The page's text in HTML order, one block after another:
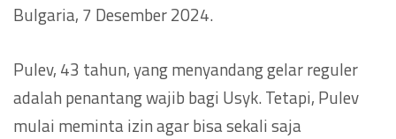
Bulgaria, 7 Desember 2024.
Pulev, 43 tahun, yang menyandang gelar reguler
adalah penantang wajib bagi Usyk. Tetapi, Pulev
mulai meminta izin agar bisa sekali saja